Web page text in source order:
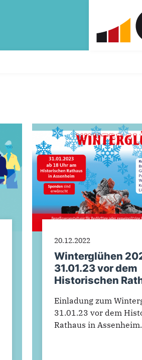
20.12.2022
Winterglühen
31.01.23 vor dem
Historischen
Einladung zum
31.01.23 vor dem
Rathaus in Assenheim.